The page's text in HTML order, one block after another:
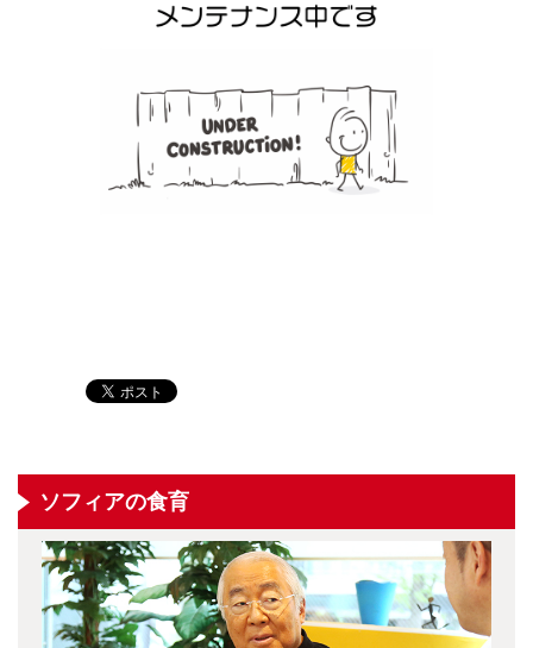
ソフィアの食育